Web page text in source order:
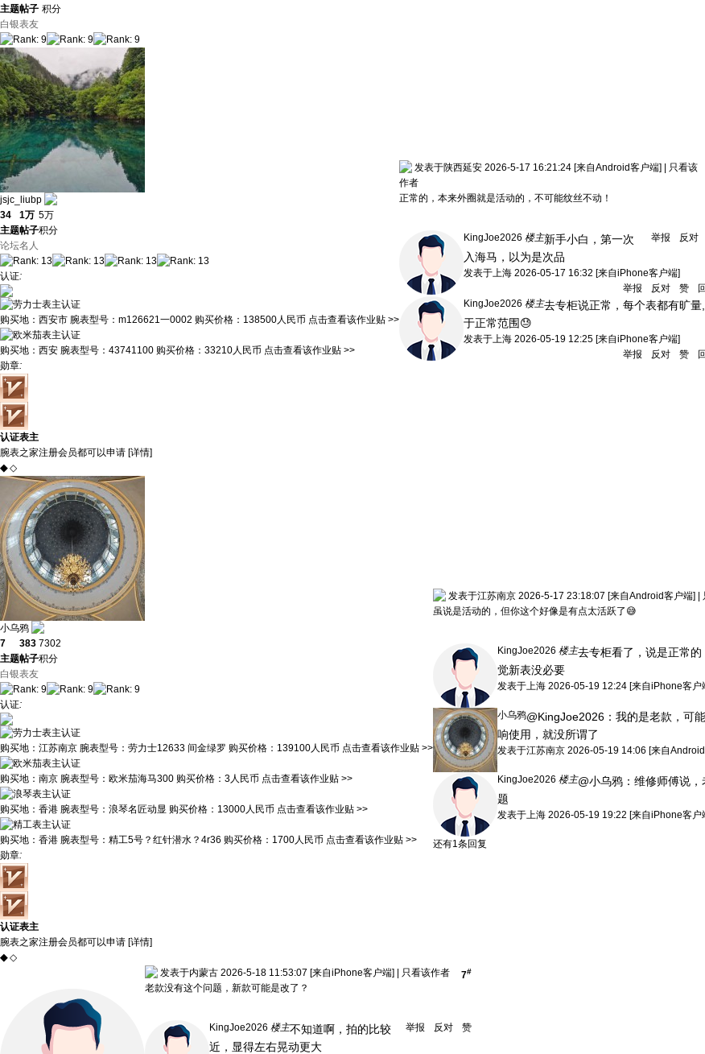
主题帖子 积分
白银表友
jsjc_liubp
34
主题
1万
帖子
5万
积分
论坛名人
认证:
购买地： 西安市 腕表型号： m126621一0002 购买价格： 138500人民币 点击查看该作业贴 >>
购买地： 西安 腕表型号： 43741100 购买价格： 33210人民币 点击查看该作业贴 >>
勋章:
认证表主
腕表之家注册会员都可以申请 [详情]
◆ ◇
发表于陕西延安 2026-5-17 16:21:24 [来自Android客户端]
只看该
作者
正常的，本来外圈就是活动的，不可能纹丝不动！
举报 反对
KingJoe2026 楼主新手小白，第一次
入海马，以为是次品
发表于上海 2026-05-17 16:32 [来自iPhone客户端]
举报
反对 赞
KingJoe2026 楼主去专柜说正常，每个表都有旷量
于正常范围😓
发表于上海 2026-05-19 12:25 [来自iPhone客户端]
举报
反对 赞
小乌鸦
7
主题
383
帖子
7302
积分
白银表友
认证:
购买地： 江苏南京 腕表型号： 劳力士12633 间金绿罗 购买价格： 139100人民币 点击查看该作业贴 >>
购买地： 南京 腕表型号： 欧米茄海马300 购买价格： 3人民币 点击查看该作业贴 >>
购买地： 香港 腕表型号： 浪琴名匠动显 购买价格： 13000人民币 点击查看该作业贴 >>
购买地： 香港 腕表型号： 精工5号？红针潜水？4r36 购买价格： 1700人民币 点击查看该作业贴 >>
勋章:
认证表主
腕表之家注册会员都可以申请 [详情]
◆ ◇
发表于江苏南京 2026-5-17 23:18:07 [来自Android客户端]
虽说是活动的，但你这个好像是有点太活跃了😅
KingJoe2026 楼主去专柜看了，说是正常
觉新表没必要
发表于上海 2026-05-19 12:24 [来自iPhone客户
小乌鸦@KingJoe2026： 我的是老款，可
响使用，就没所谓了
发表于江苏南京 2026-05-19 14:06 [来自
KingJoe2026 楼主@小乌鸦： 维修师傅说
题
发表于上海 2026-05-19 19:22 [来自iPhone客户
还有1条回复
7#
发表于内蒙古 2026-5-18 11:53:07 [来自iPhone客户端]
只看该作者
老款没有这个问题，新款可能是改了？
举报 反对 赞
KingJoe2026 楼主不知道啊，拍的比较
近，显得左右晃动更大